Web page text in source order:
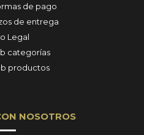
de pago
de entrega
Legal
categorías
productos
NOSOTROS